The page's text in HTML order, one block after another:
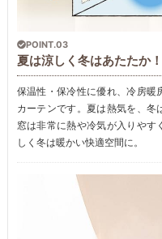
POINT.03
夏は涼しく冬はあたたか！
保温性・保冷性に優れ、冷房暖
カーテンです。夏は熱気を、冬
窓は非常に熱や冷気が入りや
しく冬は暖かい快適空間に。